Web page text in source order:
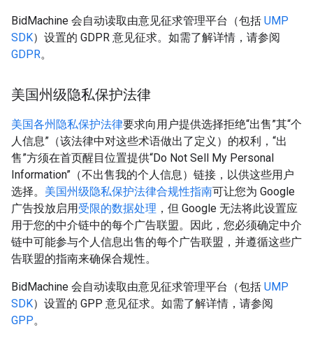
BidMachine 会自动读取由意见征求管理平台（包括 UMP
SDK）设置的 GDPR 意见征求。如需了解详情，请参阅
GDPR。
美国州级隐私保护法律
美国各州隐私保护法律要求向用户提供选择拒绝“出售”其“个
人信息”（该法律中对这些术语做出了定义）的权利，“出
售”方须在首页醒目位置提供“Do Not Sell My Personal
Information”（不出售我的个人信息）链接，以供这些用户
选择。 美国州级隐私保护法律合规性指南可让您为 Google
广告投放启用受限的数据处理 ，但 Google 无法将此设置应
用于您的中介链中的每个广告联盟。因此，您必须确定中介
链中可能参与个人信息出售的每个广告联盟，并遵循这些广
告联盟的指南来确保合规性。
BidMachine 会自动读取由意见征求管理平台（包括 UMP
SDK）设置的 GPP 意见征求。如需了解详情，请参阅
GPP。